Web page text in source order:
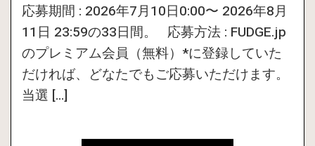
応募期間 : 2026年7月10日0:00〜 2026年8月
11日 23:59の33日間。 応募方法 : FUDGE.jp
のプレミアム会員（無料）*に登録していた
だければ、どなたでもご応募いただけます。
当選 […]